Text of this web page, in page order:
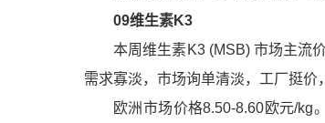
09维生素K3
本周维生素K3(MSB) 市场主流
需求寡淡，市场询单清淡，工厂挺价
欧洲市场价格8.50-8.60欧元/kg